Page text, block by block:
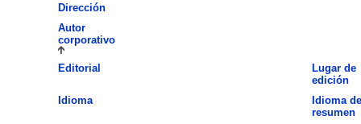
Dirección
Autor
corporativo
Editorial
Lugar de
edición
Idioma
Idioma
resumen